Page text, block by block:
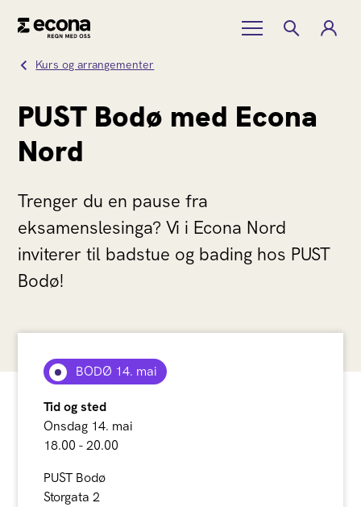
Kurs og arrangementer
PUST Bodø med Econa
Nord
Trenger du en pause fra
eksamenslesinga? Vi i Econa Nord
inviterer til badstue og bading hos PUST
Bodø!
BODØ 14. mai
Tid og sted
Onsdag 14. mai
18.00 - 20.00
PUST Bodø
Storgata 2